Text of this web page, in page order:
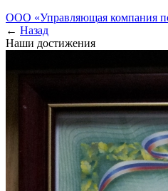
ООО «Управляющая компания
← Назад
Наши достижения